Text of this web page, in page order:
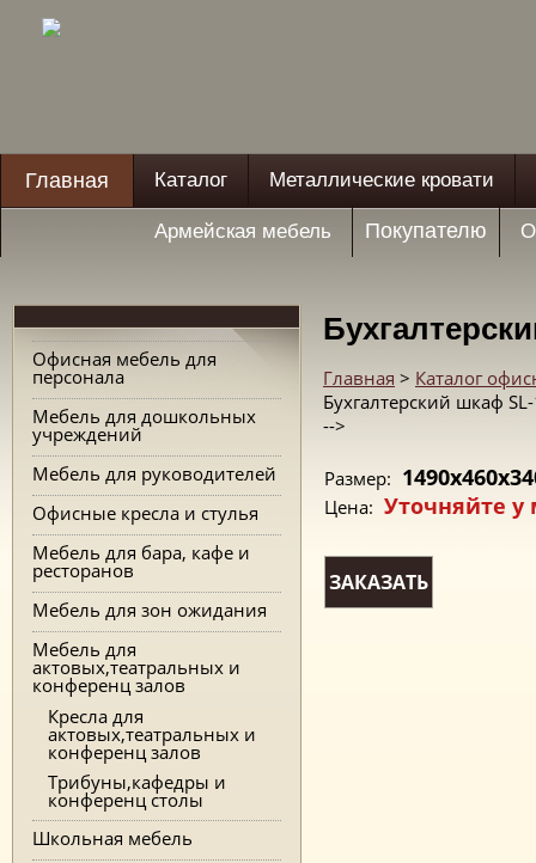
Главная Каталог Металлические кровати
Армейская мебель Покупателю
Офисная мебель для
персонала
Мебель для дошкольных
учреждений
Мебель для руководителей
Офисные кресла и стулья
Мебель для бара, кафе и
ресторанов
Мебель для зон ожидания
Мебель для
актовых,театральных и
конференц залов
Кресла для
актовых,театральных и
конференц залов
Трибуны,кафедры и
конференц столы
Школьная мебель
Главная > Каталог
Бухгалтерский шкаф
-->
Размер:
Цена: Уточняйте
ЗАКАЗАТЬ